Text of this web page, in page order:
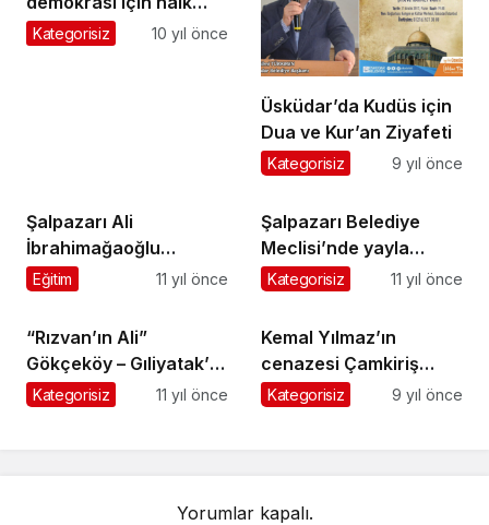
yürüyüşü yapıldı
Kategorisiz 10 yıl önce
Üsküdar’da Kudüs için
Dua ve Kur’an Ziyafeti
Kategorisiz 9 yıl önce
Şalpazarı Ali
İbrahimağaoğlu
Anaokulu’ndan yardım
Eğitim 11 yıl önce
Şalpazarı Belediye
Meclisi’nde yayla
şenlikleri ele alındı
Kategorisiz 11 yıl önce
“Rızvan’ın Ali”
Gökçeköy – Gıliyatak’ta
toprağa verildi
Kategorisiz 11 yıl önce
Kemal Yılmaz’ın
cenazesi Çamkiriş
Mahallesi’nde toprağa
Kategorisiz 9 yıl önce
Yorumlar kapalı.